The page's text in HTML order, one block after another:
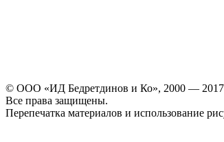
© ООО «ИД Бедретдинов и Ко», 2000 — 2017
Все права защищены.
Перепечатка материалов и использование